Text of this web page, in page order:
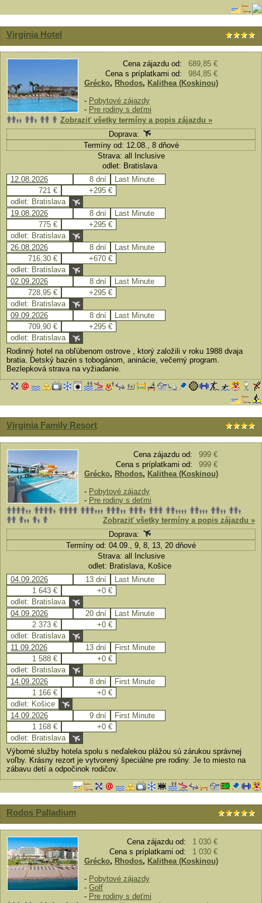
Virginia Hotel
Cena zájazdu od:
689,85 €
Cena s príplatkami od:
984,85 €
Grécko, Rhodos, Kalithea (Koskinou)
- Pobytové zájazdy
- Pre rodiny s deťmi
Zobraziť všetky termíny a popis zájazdu »
Doprava:
Termíny od: 12.08., 8 dňové
Strava: all Inclusive
odlet: Bratislava
12.08.2026
8 dní
Last Minute
721 €
+295 €
odlet: Bratislava
19.08.2026
8 dní
Last Minute
775 €
+295 €
odlet: Bratislava
26.08.2026
8 dní
Last Minute
716,30 €
+670 €
odlet: Bratislava
02.09.2026
8 dní
Last Minute
728,95 €
+295 €
odlet: Bratislava
09.09.2026
8 dní
Last Minute
709,90 €
+295 €
odlet: Bratislava
Rodinný hotel na obľúbenom ostrove , ktorý založili v roku 1988 dvaja
bratia. Detský bazén s tobogánom, aninácie, večerný program.
Bezlepková strava na vyžiadanie.
Virginia Family Resort
Cena zájazdu od:
999 €
Cena s príplatkami od:
999 €
Grécko, Rhodos, Kalithea (Koskinou)
- Pobytové zájazdy
- Pre rodiny s deťmi
Zobraziť všetky termíny a popis zájazdu »
Doprava:
Termíny od: 04.09., 9, 8, 13, 20 dňové
Strava: all Inclusive
odlet: Bratislava, Košice
04.09.2026
13 dní
Last Minute
1 643 €
+0 €
odlet: Bratislava
04.09.2026
20 dní
Last Minute
2 373 €
+0 €
odlet: Bratislava
11.09.2026
13 dní
First Minute
1 588 €
+0 €
odlet: Bratislava
14.09.2026
8 dní
First Minute
1 166 €
+0 €
odlet: Košice
14.09.2026
9 dní
First Minute
1 168 €
+0 €
odlet: Bratislava
Výborné služby hotela spolu s neďalekou plážou sú zárukou správnej
voľby. Krásny rezort je vytvorený špeciálne pre rodiny. Je to miesto na
zábavu detí a odpočinok rodičov.
Rodos Palladium
Cena zájazdu od:
1 030 €
Cena s príplatkami od:
1 030 €
Grécko, Rhodos, Kalithea (Koskinou)
- Pobytové zájazdy
- Golf
- Pre rodiny s deťmi